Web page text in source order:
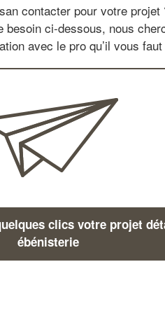
contacter pour votre projet
besoin ci-dessous, nous
avec le pro qu’il vous faut
clics votre projet
ébénisterie